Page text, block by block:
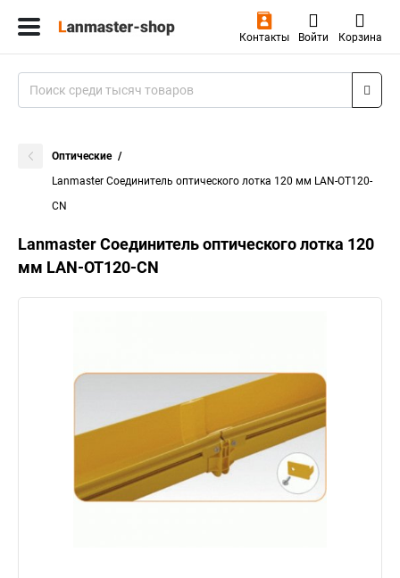
Контакты Войти Корзина
Оптические
Lanmaster Соединитель оптического лотка 120 мм LAN-OT120-
CN
Lanmaster Соединитель оптического лотка 120
мм LAN-OT120-CN